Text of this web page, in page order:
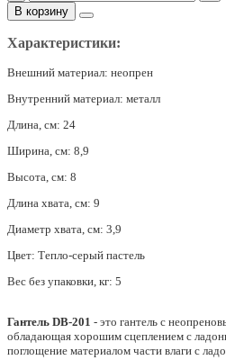
В корзину
Характеристики:
Внешний материал: неопрен
Внутренний материал: металл
Длина, см: 24
Ширина, см: 8,9
Высота, см: 8
Длина хвата, см: 9
Диаметр хвата, см: 3,9
Цвет: Тепло-серый пастель
Вес без упаковки, кг: 5
Гантель DB-201 - это гантель с
обладающая хорошим сцеплением с
поглощение материалом части влаги с